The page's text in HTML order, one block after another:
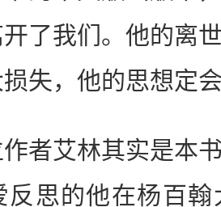
了我们。他的离
失，他的思想定
艾林其实是本书
反思的他在杨百